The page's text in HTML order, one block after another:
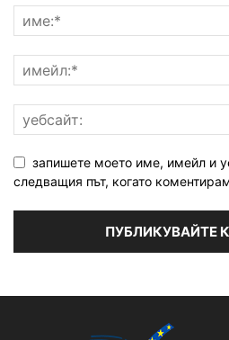
запишете моето име, имейл и
следващия път, когато